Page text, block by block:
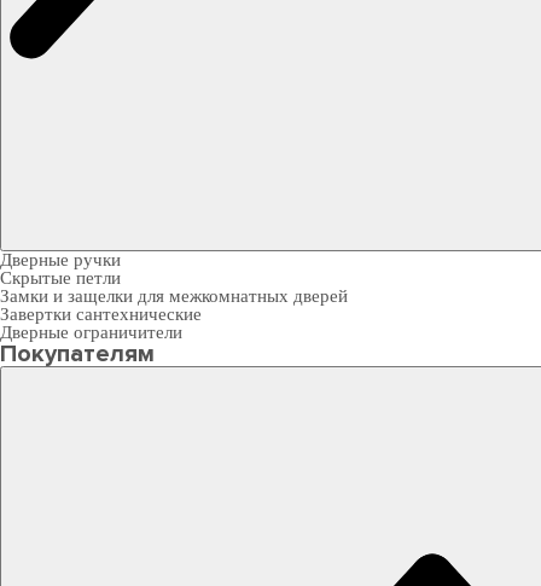
Дверные ручки
Скрытые петли
Замки и защелки для межкомнатных дверей
Завертки сантехнические
Дверные ограничители
Покупателям